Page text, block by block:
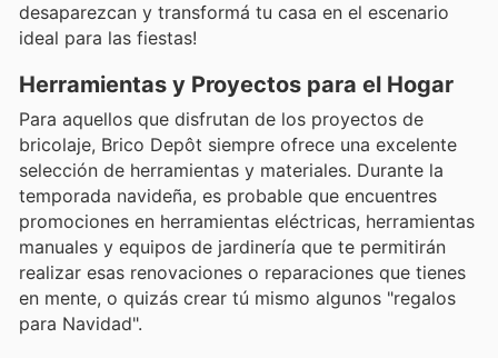
desaparezcan y transformá tu casa en el escenario
ideal para las fiestas!
Herramientas y Proyectos para el Hogar
Para aquellos que disfrutan de los proyectos de
bricolaje, Brico Depôt siempre ofrece una excelente
selección de herramientas y materiales. Durante la
temporada navideña, es probable que encuentres
promociones en herramientas eléctricas, herramientas
manuales y equipos de jardinería que te permitirán
realizar esas renovaciones o reparaciones que tienes
en mente, o quizás crear tú mismo algunos "regalos
para Navidad".